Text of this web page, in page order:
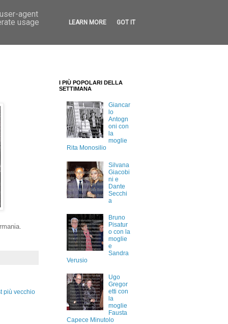
più vecchio
I PIÙ POPOLARI DELLA
SETTIMANA
Giancar
lo
Antogn
oni con
la
moglie
Rita Monosilio
Silvana
Giacobi
ni e
Dante
Secchi
a
Bruno
Pisatur
o con la
moglie
e
Sandra
Verusio
Ugo
Gregor
etti con
la
moglie
Fausta
Capece Minutolo
agent
usage
LEARN MORE GOT IT